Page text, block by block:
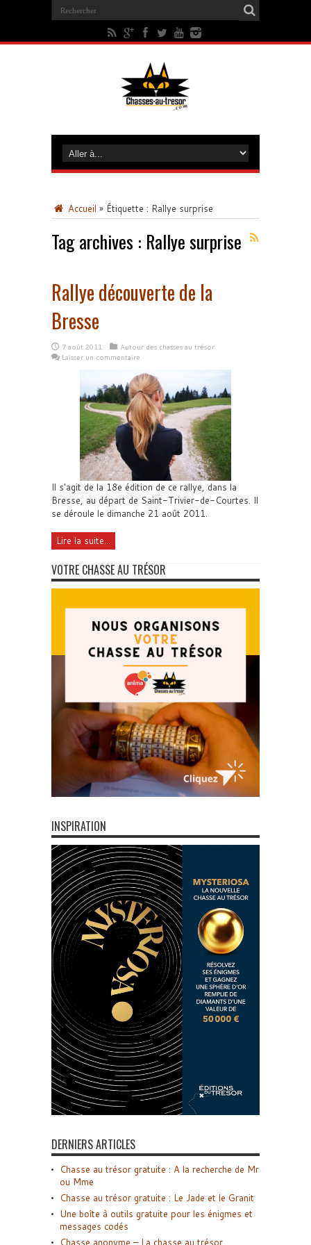
Accueil » Étiquette : Rallye surprise
Tag archives : Rallye surprise
Rallye découverte de la
Bresse
7 août 2011
Autour des chasses au trésor
Laisser un commentaire
Il s'agit de la 18e édition de ce rallye, dans la
Bresse, au départ de Saint-Trivier-de-Courtes. Il
se déroule le dimanche 21 août 2011.
Lire la suite...
VOTRE CHASSE AU TRÉSOR
INSPIRATION
DERNIERS ARTICLES
Chasse au trésor gratuite : A la recherche de Mr
ou Mme
Chasse au trésor gratuite : Le Jade et le Granit
Une boîte à outils gratuite pour les énigmes et
messages codés